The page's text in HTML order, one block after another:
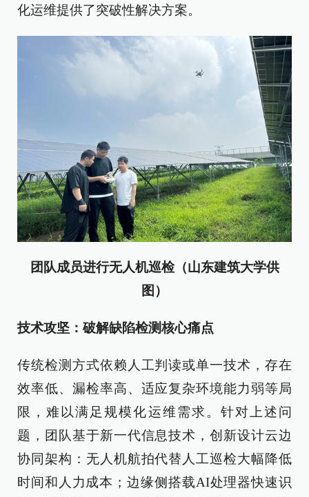
化运维提供了突破性解决方案。
团队成员进行无人机巡检（山东建筑大学供
图）
技术攻坚：破解缺陷检测核心痛点
传统检测方式依赖人工判读或单一技术，存在
效率低、漏检率高、适应复杂环境能力弱等局
限，难以满足规模化运维需求。针对上述问
题，团队基于新一代信息技术，创新设计云边
协同架构：无人机航拍代替人工巡检大幅降低
时间和人力成本；边缘侧搭载AI处理器快速识